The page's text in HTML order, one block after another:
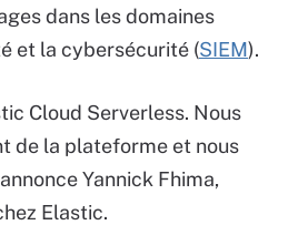
dans les domaines
et la cybersécurité (SIEM).
Cloud Serverless. Nous
de la plateforme et nous
Yannick Fhima,
Elastic.